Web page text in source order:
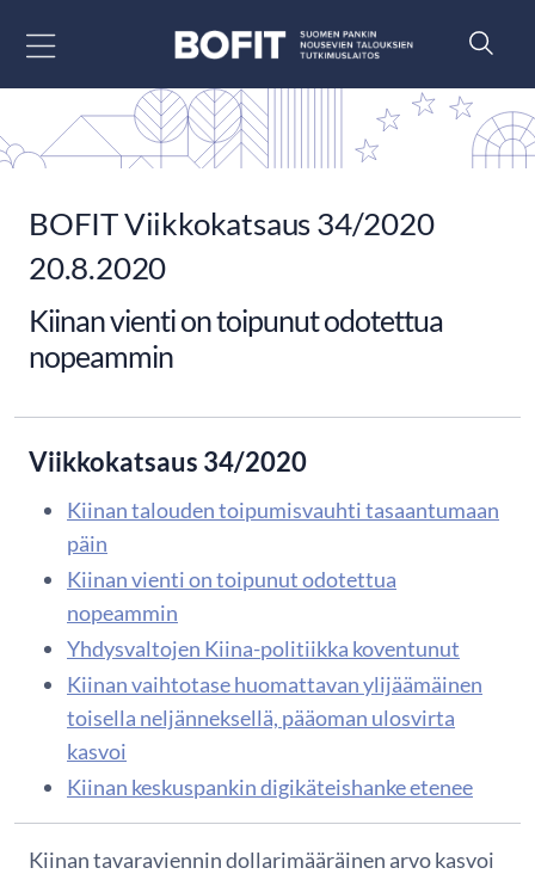
BOFIT Viikkokatsaus 34/2020
20.8.2020
Kiinan vienti on toipunut odotettua
nopeammin
Viikkokatsaus 34/2020
Kiinan talouden toipumisvauhti tasaantumaan
päin
Kiinan vienti on toipunut odotettua
nopeammin
Yhdysvaltojen Kiina-politiikka koventunut
Kiinan vaihtotase huomattavan ylijäämäinen
toisella neljänneksellä, pääoman ulosvirta
kasvoi
Kiinan keskuspankin digikäteishanke etenee
Kiinan tavaraviennin dollarimääräinen arvo kasvoi